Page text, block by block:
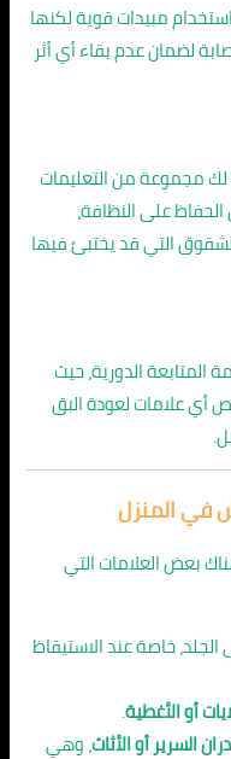
مبيدات قوية لكنها
لضمان عدم بقاء أي أثر
لك مجموعة من التعليمات
على النظافة،
التي قد يختبئ فيها
الدورية، حيث
أي علامات لعودة البق
في المنزل
بعض العلامات التي
خاصة عند الاستيقاظ
أو الأغطية.
السرير أو الأثاث، وهي